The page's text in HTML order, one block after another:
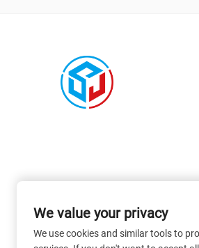
We value your privacy
We use cookies and similar tools to